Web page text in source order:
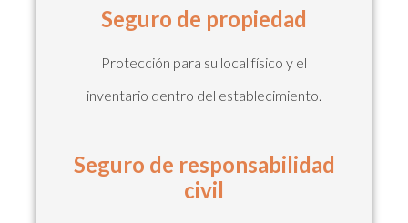
Seguro de propiedad
Protección para su local físico y el
inventario dentro del establecimiento.
Seguro de responsabilidad
civil